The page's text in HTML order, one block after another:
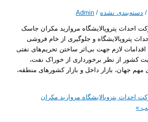
نشده/
Admin
مروارید مکران جاسک
احداث پتروپالایشگاه و جلوگیری از خام فروشی
جهت بی‌اثر ساختن تحریم‌های نفتی
برخورداری از خوراک نفت،
داخل و بازار کشورهای منطقه،
مروارید مکران